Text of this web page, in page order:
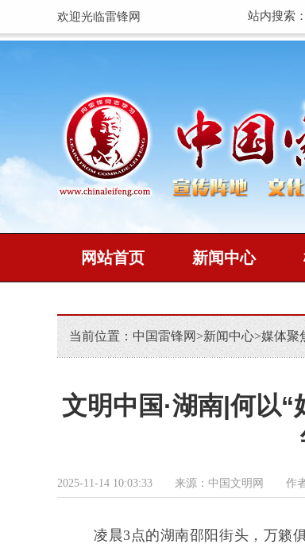
欢迎光临雷锋网 站内搜索：
网站首页 新闻中心
当前位置： 中国雷锋网>新闻中心>媒体聚
文明中国·湖南|何以
2025-11-14 10:03:33 来源：中国文明网
凌晨3点的湖南邵阳街头，万籁